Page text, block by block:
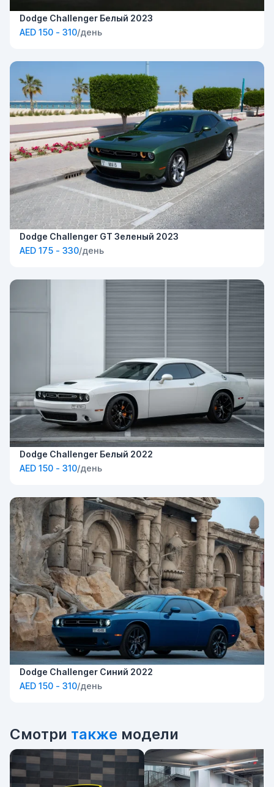
Dodge Challenger Белый 2023
AED 150 - 310/день
Dodge Challenger GT Зеленый 2023
AED 175 - 330/день
Dodge Challenger Белый 2022
AED 150 - 310/день
Dodge Challenger Синий 2022
AED 150 - 310/день
Смотри также модели